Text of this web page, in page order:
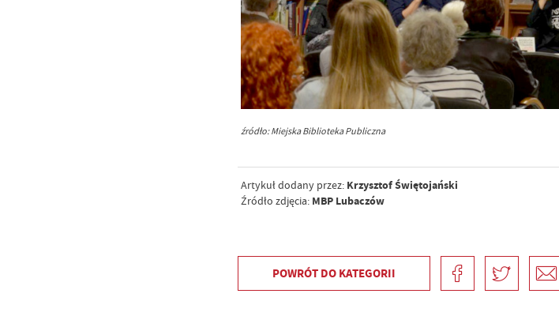
źródło: Miejska Biblioteka Publiczna
Artykuł dodany przez: Krzysztof Świętojański
Źródło zdjęcia: MBP Lubaczów
POWRÓT DO KATEGORII